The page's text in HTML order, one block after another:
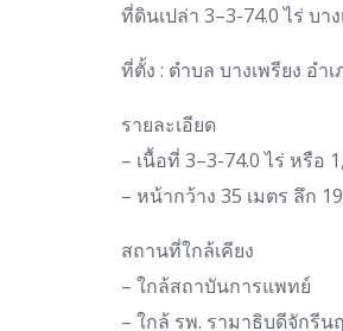
ที่ดินเปล่า 3–3-74.0 ไร่ บา
ที่ตั้ง : ตำบล บางเพรียง อำ
รายละเอียด
– เนื้อที่ 3–3-74.0 ไร่ หรือ
– หน้ากว้าง 35 เมตร ลึก
สถานที่ใกล้เคียง
– ใกล้สถาบันการแพทย์
– ใกล้ รพ. รามาธิบดีจักรีน